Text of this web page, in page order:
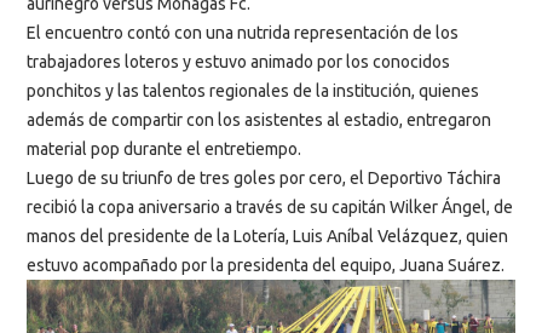
El encuentro contó con una nutrida representación de los
trabajadores loteros y estuvo animado por los conocidos
ponchitos y las talentos regionales de la institución, quienes
además de compartir con los asistentes al estadio, entregaron
material pop durante el entretiempo.
Luego de su triunfo de tres goles por cero, el Deportivo Táchira
recibió la copa aniversario a través de su capitán Wilker Ángel, de
manos del presidente de la Lotería, Luis Aníbal Velázquez, quien
estuvo acompañado por la presidenta del equipo, Juana Suárez.